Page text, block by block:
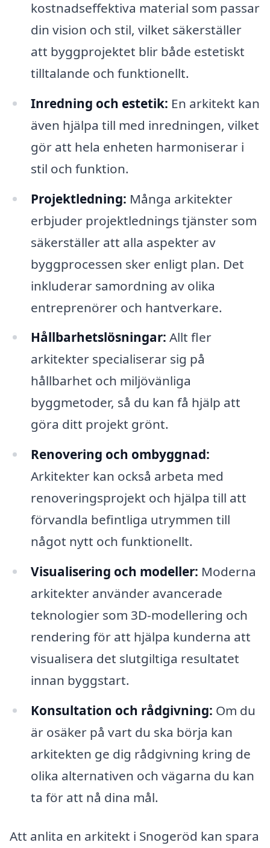
kostnadseffektiva material som passar
din vision och stil, vilket säkerställer
att byggprojektet blir både estetiskt
tilltalande och funktionellt.
Inredning och estetik: En arkitekt kan
även hjälpa till med inredningen, vilket
gör att hela enheten harmoniserar i
stil och funktion.
Projektledning: Många arkitekter
erbjuder projektlednings tjänster som
säkerställer att alla aspekter av
byggprocessen sker enligt plan. Det
inkluderar samordning av olika
entreprenörer och hantverkare.
Hållbarhetslösningar: Allt fler
arkitekter specialiserar sig på
hållbarhet och miljövänliga
byggmetoder, så du kan få hjälp att
göra ditt projekt grönt.
Renovering och ombyggnad:
Arkitekter kan också arbeta med
renoveringsprojekt och hjälpa till att
förvandla befintliga utrymmen till
något nytt och funktionellt.
Visualisering och modeller: Moderna
arkitekter använder avancerade
teknologier som 3D-modellering och
rendering för att hjälpa kunderna att
visualisera det slutgiltiga resultatet
innan byggstart.
Konsultation och rådgivning: Om du
är osäker på vart du ska börja kan
arkitekten ge dig rådgivning kring de
olika alternativen och vägarna du kan
ta för att nå dina mål.
Att anlita en arkitekt i Snogeröd kan spara